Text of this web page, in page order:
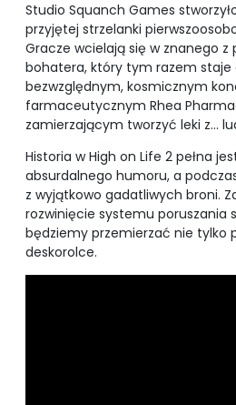
Studio Squanch Games
przyjętej strzelanki
Gracze wcielają się w znanego z
bohatera, który tym razem staje
bezwzględnym, kosmicznym
farmaceutycznym Rhea
zamierzającym tworzyć leki z…
Historia w High on Life 2 pełna
absurdalnego humoru, a
z wyjątkowo gadatliwych broni.
rozwinięcie systemu poruszania
będziemy przemierzać nie tylko
deskorolce.